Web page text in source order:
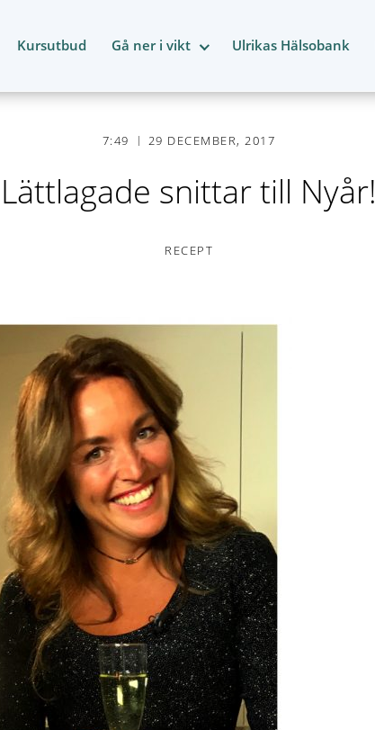
Kursutbud Gå ner i vikt Ulrikas Hälsobank
7:49 29 DECEMBER, 2017
Lättlagade snittar till Nyår!
RECEPT